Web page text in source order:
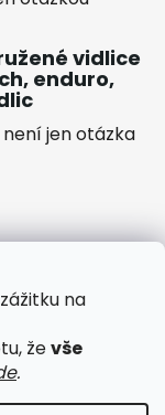
na
ževše
.
vidlice
enduro,
jen otázka